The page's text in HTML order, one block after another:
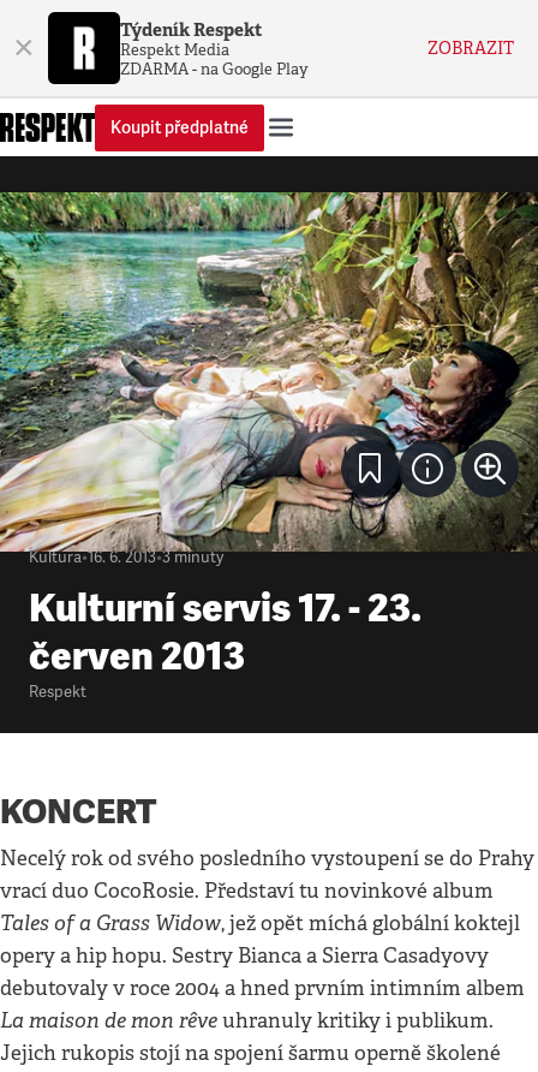
× Týdeník Respekt
Respekt Media
ZDARMA - na Google Play
ZOBRAZIT
Koupit předplatné
Kultura•16. 6. 2013•3minuty
Kulturní servis 17. - 23.
červen 2013
Respekt
KONCERT
Necelý rok od svého posledního vystoupení se do Prahy
vrací duo CocoRosie. Představí tu novinkové album
Tales of a Grass Widow, jež opět míchá globální koktejl
opery a hip hopu. Sestry Bianca a Sierra Casadyovy
debutovaly v roce 2004 a hned prvním intimním albem
La maison de mon rêveuhranuly kritiky i publikum.
Jejich rukopis stojí na spojení šarmu operně školené